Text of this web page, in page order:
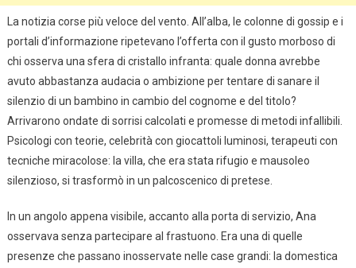
La notizia corse più veloce del vento. All’alba, le colonne di gossip e i
portali d’informazione ripetevano l’offerta con il gusto morboso di
chi osserva una sfera di cristallo infranta: quale donna avrebbe
avuto abbastanza audacia o ambizione per tentare di sanare il
silenzio di un bambino in cambio del cognome e del titolo?
Arrivarono ondate di sorrisi calcolati e promesse di metodi infallibili.
Psicologi con teorie, celebrità con giocattoli luminosi, terapeuti con
tecniche miracolose: la villa, che era stata rifugio e mausoleo
silenzioso, si trasformò in un palcoscenico di pretese.
In un angolo appena visibile, accanto alla porta di servizio, Ana
osservava senza partecipare al frastuono. Era una di quelle
presenze che passano inosservate nelle case grandi: la domestica